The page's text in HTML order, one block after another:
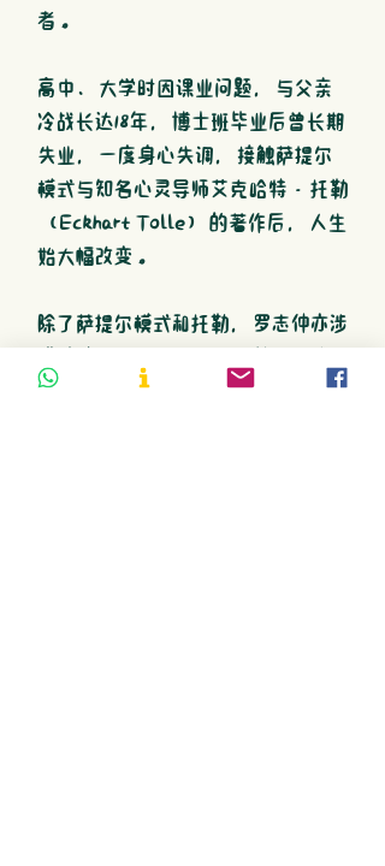
者。
高中、大学时因课业问题，与父亲
冷战长达18年，博士班毕业后曾长期
失业，一度身心失调，接触萨提尔
模式与知名心灵导师艾克哈特·托勒
（Eckhart Tolle）的著作后，人生
始大幅改变。
除了萨提尔模式和托勒，罗志仲亦涉
学落实在生活中。